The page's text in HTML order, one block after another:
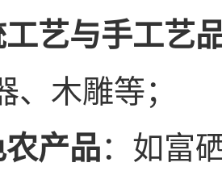
艺与手工艺
、木雕等；
产品：如富